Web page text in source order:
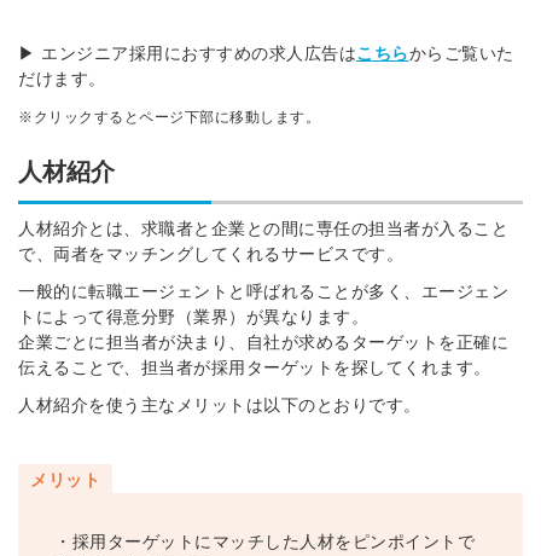
▶ エンジニア採用におすすめの求人広告はこちらからご覧いた
だけます。
※クリックするとページ下部に移動します。
人材紹介
人材紹介とは、求職者と企業との間に専任の担当者が入ること
で、両者をマッチングしてくれるサービスです。
一般的に転職エージェントと呼ばれることが多く、エージェン
トによって得意分野（業界）が異なります。
企業ごとに担当者が決まり、自社が求めるターゲットを正確に
伝えることで、担当者が採用ターゲットを探してくれます。
人材紹介を使う主なメリットは以下のとおりです。
メリット
・採用ターゲットにマッチした人材をピンポイントで